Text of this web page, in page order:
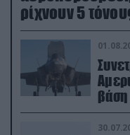
ρίχνουν 5
βάση